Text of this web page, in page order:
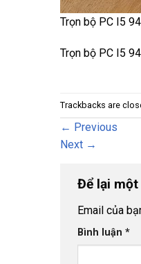
Trọn bộ PC I5
Trọn bộ PC I5
Trackbacks are
← Previous
Next →
Để lại một
Email của
Bình luận *